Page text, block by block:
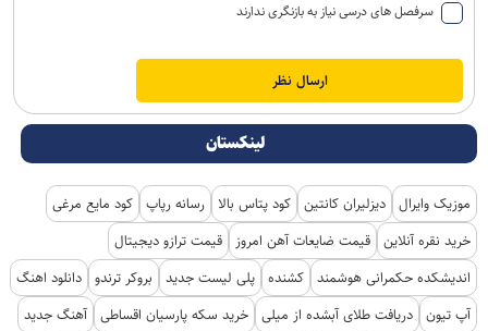
سرفصل های درسی نیاز به بازنگری ندارند
لینکستان
موزیک وایرال دیزلیران کانتین کود پتاس بالا رسانه رپاپ کود مایع مرغی
خرید نقره آنلاین قیمت ضایعات آهن امروز
قیمت ترازو دیجیتال
اندیشکده حکمرانی هوشمند کشنده پلی لیست جدید بروکر ترندو دانلود اهنگ
آپ تیون دریافت طلای آبشده از میلی خرید سکه پارسیان اقساطی آهنگ جدید